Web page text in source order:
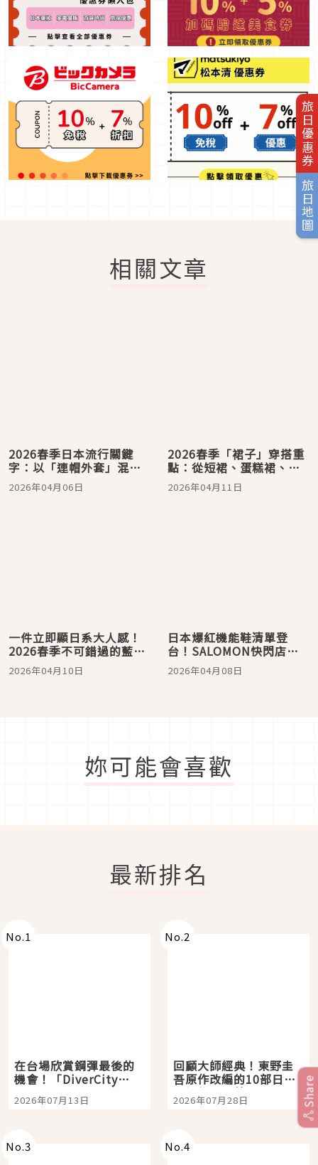
旅日優惠券
旅日地圖
相關文章
2026春季日本流行關鍵
字：以「連帽外套」混搭
街頭休閒態度！
2026年04月06日
2026春季「裙子」穿搭重
點：從短裙、蛋糕裙、直
筒裙、傘裙打造輕甜女子
印象
2026年04月11日
一件立即顯日系大人感！
2026春季不可錯過的藍色
直條紋襯衫搭配4選
2026年04月10日
日本爆紅機能鞋清單登
台！SALOMON快閃店登
入台北101，滿5000元折
800太優惠、ON昂跑推出
2026年04月08日
妳可能會喜歡
最新排名
No.1
在台場欣賞鋼彈最後的
機會！「DiverCity
Tokyo Plaza」搭船、
購物、美食及夜景，一
2026年07月13日
No.2
回顧大師經典！東野圭
吾原作改編的10部日本
影視作品推薦
2026年07月28日
No.3 No.4
Share